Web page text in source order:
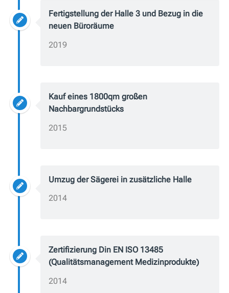
Fertigstellung der Halle 3 und Bezug in die
neuen Büroräume
2019
Kauf eines 1800qm großen
Nachbargrundstücks
2015
Umzug der Sägerei in zusätzliche Halle
2014
Zertifizierung Din EN ISO 13485
(Qualitätsmanagement Medizinprodukte)
2014